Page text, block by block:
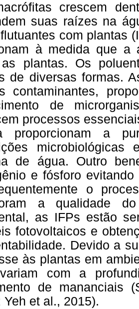
crescem
suas raízes na
com plantas
à medida que a
plantas. Os
de diversas formas.
contaminantes,
de
processos
proporcionam a
de água. Outro
e fósforo
o
a qualidade
as IFPs estão
fotovoltaicos e
Devido a
às plantas em
com a
de mananciais
Yeh et al., 2015).